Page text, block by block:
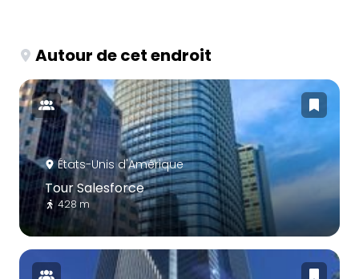
Autour de cet endroit
États-Unis d'Amérique
Tour Salesforce
428 m